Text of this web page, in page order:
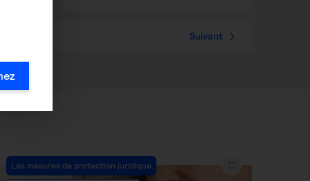
Suivant
Post
Category:
Les mesures de protection juridique